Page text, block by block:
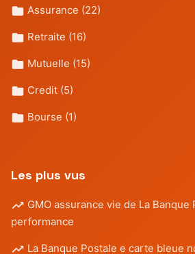
Assurance (22)
Retraite (16)
Mutuelle (15)
Credit (5)
Bourse (1)
Les plus vus
GMO assurance vie de La
performance
La Banque Postale e carte bleue